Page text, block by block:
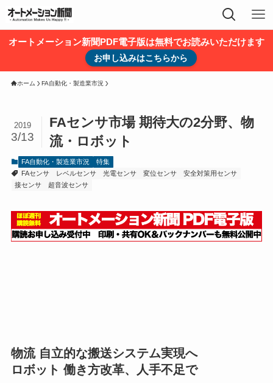
オートメーション新聞PDF電子版は無料でお読みいただけます
お申し込みはこちらから
ホーム FA自動化・製造業市況
FAセンサ市場 期待大の2分野、物
流・ロボット
2019
3/13
FA自動化・製造業市況
特集
FAセンサ
レベルセンサ 光電センサ 変位センサ
安全対策用センサ
接センサ
超音波センサ
物流 自立的な搬送システム実現へ
ロボット 働き方改革、人手不足で